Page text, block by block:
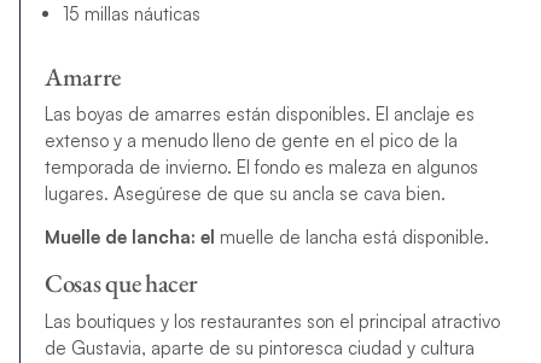
15 millas náuticas
Amarre
Las boyas de amarres están disponibles. El anclaje es
extenso y a menudo lleno de gente en el pico de la
temporada de invierno. El fondo es maleza en algunos
lugares. Asegúrese de que su ancla se cava bien.
Muelle de lancha: el muelle de lancha está disponible.
Cosas que hacer
Las boutiques y los restaurantes son el principal atractivo
de Gustavia, aparte de su pintoresca ciudad y cultura